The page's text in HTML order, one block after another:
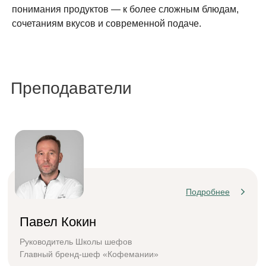
понимания продуктов — к более сложным блюдам,
сочетаниям вкусов и современной подаче.
Павел Кокин
Руководитель Школы шефов
Главный бренд-шеф «Кофемании»
Подробнее
Преподаватели